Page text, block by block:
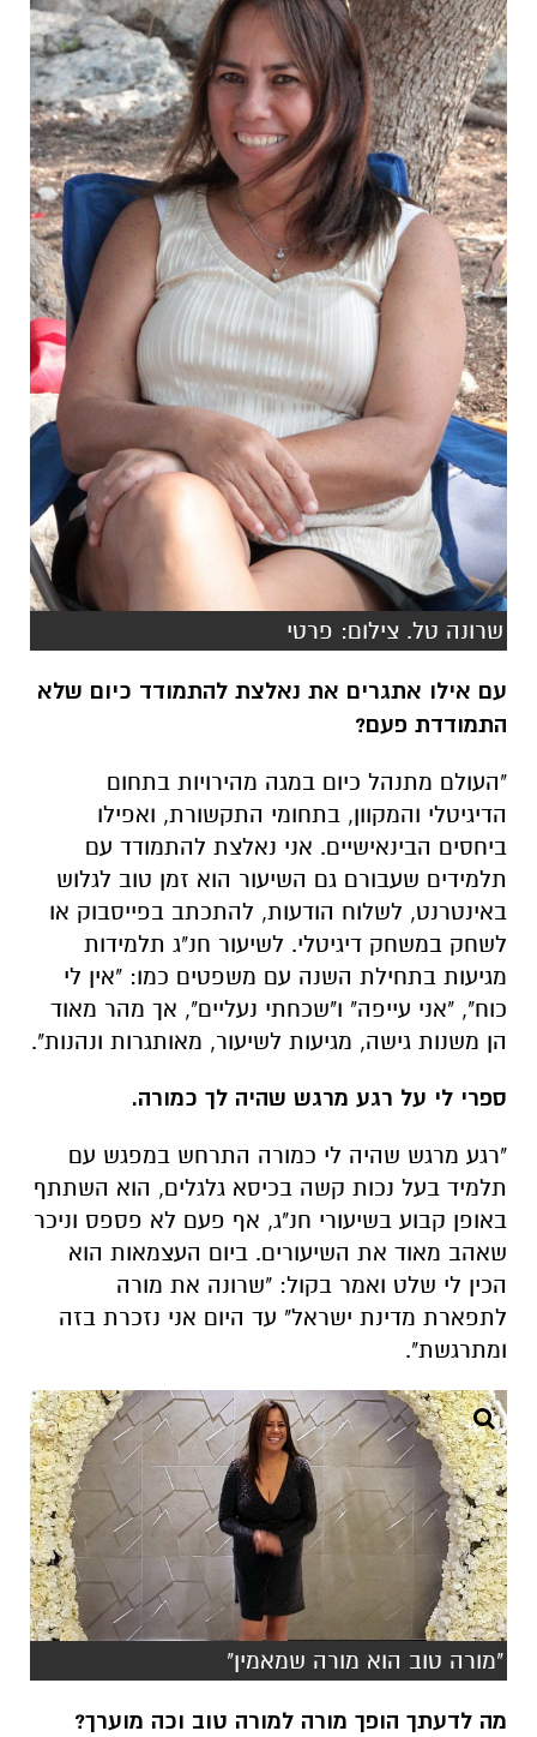
שרונה טל. צילום: פרטי
עם אילו אתגרים את נאלצת להתמודד כיום שלא
התמודדת פעם?
"העולם מתנהל כיום במגה מהירויות בתחום
הדיגיטלי והמקוון, בתחומי התקשורת, ואפילו
ביחסים הבינאישיים. אני נאלצת להתמודד עם
תלמידים שעבורם גם השיעור הוא זמן טוב לגלוש
באינטרנט, לשלוח הודעות, להתכתב בפייסבוק או
לשחק במשחק דיגיטלי. לשיעור חנ"ג תלמידות
מגיעות בתחילת השנה עם משפטים כמו: "אין לי
כוח", "אני עייפה" ו"שכחתי נעליים", אך מהר מאוד
הן משנות גישה, מגיעות לשיעור, מאותגרות ונהנות".
ספרי לי על רגע מרגש שהיה לך כמורה.
"רגע מרגש שהיה לי כמורה התרחש במפגש עם
תלמיד בעל נכות קשה בכיסא גלגלים, הוא השתתף
באופן קבוע בשיעורי חנ"ג, אף פעם לא פספס וניכר
שאהב מאוד את השיעורים. ביום העצמאות הוא
הכין לי שלט ואמר בקול: "שרונה את מורה
לתפארת מדינת ישראל" עד היום אני נזכרת בזה
ומתרגשת".
"מורה טוב הוא מורה שמאמין"
מה לדעתך הופך מורה למורה טוב וכה מוערך?